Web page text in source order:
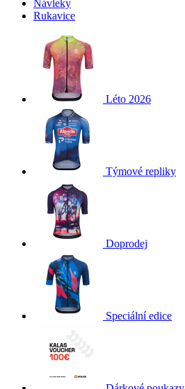
Návleky
Rukavice
Léto 2026
Týmové repliky
Doprodej
Speciální edice